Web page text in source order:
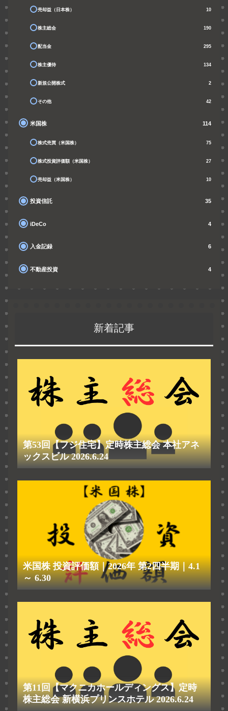
売却益（日本株） 10
株主総会 190
配当金 295
株主優待 134
新規公開株式 2
その他 42
米国株 114
株式売買（米国株） 75
株式投資評価額（米国株） 27
売却益（米国株） 10
投資信託 35
iDeCo 4
入金記録 6
不動産投資 4
新着記事
第53回【フジ住宅】定時株主総会 本社アネ
ックスビル 2026.6.24
米国株 投資評価額｜2026年 第2四半期｜4.1
～ 6.30
第11回【マクニカホールディングス】定時
株主総会 新横浜プリンスホテル 2026.6.24